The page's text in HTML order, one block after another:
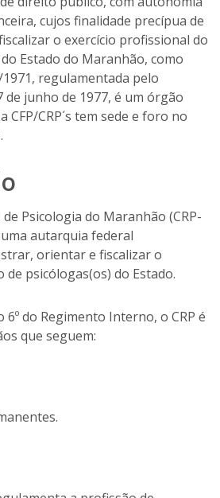
cujos finalidade precípua de
o exercício profissional do
Estado do Maranhão, como
regulamentada pelo
de junho de 1977, é um órgão
CRP´s tem sede e foro no
Psicologia do Maranhão (CRP-
uma autarquia federal
orientar e fiscalizar o
de psicólogas(os) do Estado.
do Regimento Interno, o CRP é
que seguem: